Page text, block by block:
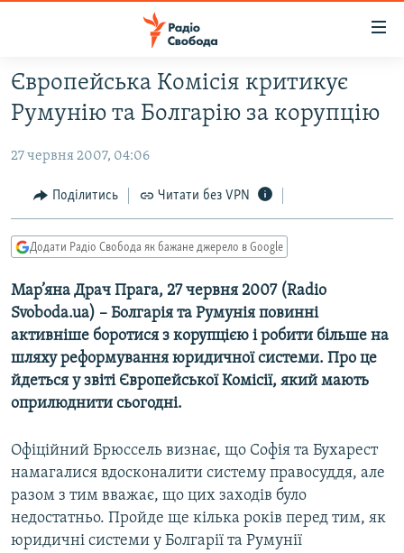
Перейти
до
основного
Перейти
основної
Перейти
пошуку
РАДІО СВОБОДА – 70 РОКІВ
ВСЕ ЗА ДОБУ
СТАТТІ
ПОЛІТИКА
СУСПІЛЬСТВО
КУЛЬТУРА
УКРАЇНА
СВІТ
ВІЙНА
ДОНБАС.РЕАЛІЇ
КРИМ.РЕАЛІЇ
ТИ ЯК?
СХЕМИ
КИТАЙ.ВИКЛИКИ
ФОТО
СПЕЦПРОЄКТИ
ПОДКАСТИ
Європейська Комісія критикує
Румунію та Болгарію за корупцію
27 червня 2007, 04:06
Поділитись Читати без VPN
Додати Радіо Свобода як бажане джерело в Google
Мар’яна Драч Прага, 27 червня 2007 (Radio
Svoboda.ua) – Болгарія та Румунія повинні
активніше боротися з корупцією і робити більше на
шляху реформування юридичної системи. Про це
йдеться у звіті Європейської Комісії, який мають
оприлюднити сьогодні.
Офіційний Брюссель визнає, що Софія та Бухарест
намагалися вдосконалити систему правосуддя, але
разом з тим вважає, що цих заходів було
недостатньо. Пройде ще кілька років перед тим, як
юридичні системи у Болгарії та Румунії